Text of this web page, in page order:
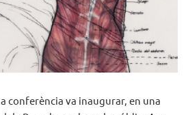
conferència va inaugurar, en una